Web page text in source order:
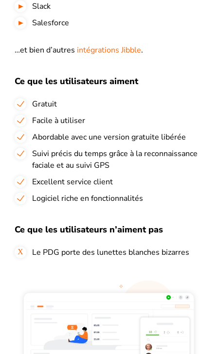
Slack
Salesforce
…et bien d’autres intégrations Jibble.
Ce que les utilisateurs aiment
Gratuit
Facile à utiliser
Abordable avec une version gratuite libérée
Suivi précis du temps grâce à la reconnaissance
faciale et au suivi GPS
Excellent service client
Logiciel riche en fonctionnalités
Ce que les utilisateurs n’aiment pas
Le PDG porte des lunettes blanches bizarres